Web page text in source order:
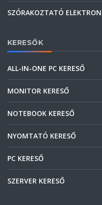
SZÓRAKOZTATÓ
KERESŐK
ALL-IN-ONE PC KERESŐ
MONITOR KERESŐ
NOTEBOOK KERESŐ
NYOMTATÓ KERESŐ
PC KERESŐ
SZERVER KERESŐ